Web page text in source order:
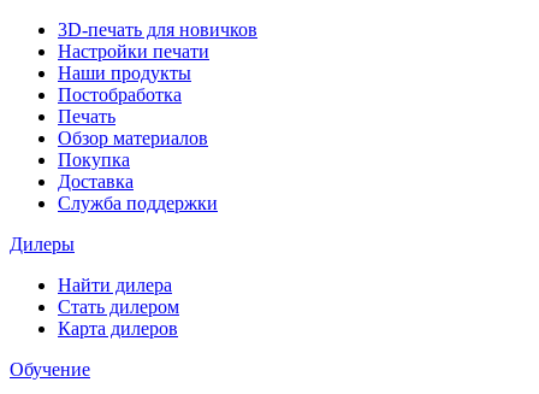
3D-печать для новичков
Настройки печати
Наши продукты
Постобработка
Печать
Обзор материалов
Покупка
Доставка
Служба поддержки
Дилеры
Найти дилера
Cтать дилером
Карта дилеров
Обучение